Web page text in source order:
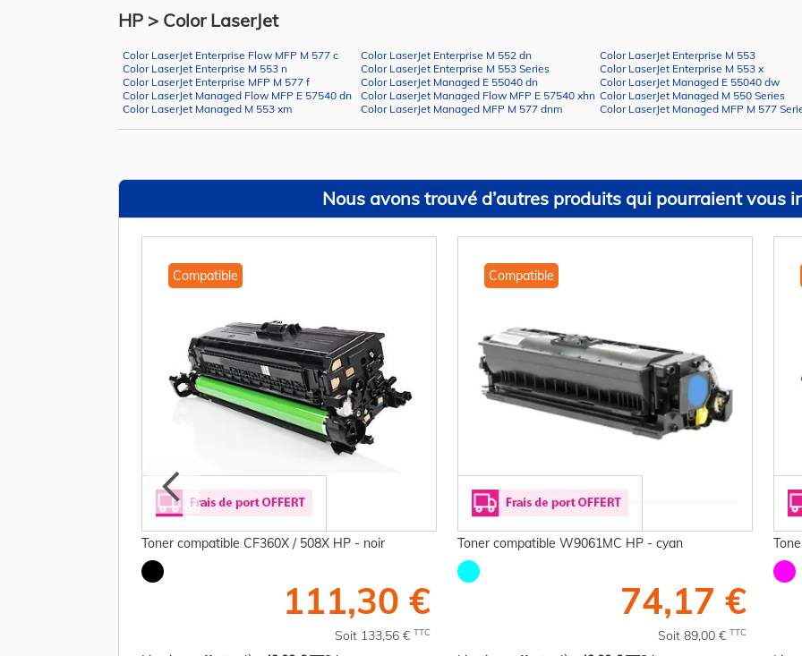
HP > Color LaserJet
Color LaserJet Enterprise Flow MFP M 577 c Color LaserJet Enterprise M 552 dn
Color LaserJet Enterprise M 553
Color LaserJet Enterprise M 553 n
Color LaserJet Enterprise M 553 Series
Color LaserJet Enterprise M 553 x
Color LaserJet Enterprise MFP M 577 f
Color LaserJet Managed E 55040 dn
Color LaserJet Managed E 55040 dw
Color LaserJet Managed Flow MFP E 57540 dn
Color LaserJet Managed Flow MFP E 57540 xhn Color LaserJet Managed M 550 Series
Color LaserJet Managed M 553 xm
Color LaserJet Managed MFP M 577 dnm Color LaserJet Managed MFP M 577
Nous avons trouvé d’autres produits qui pourraient vous
Compatible
Toner compatible CF360X / 508X HP - noir
111,30 €
Soit 133,56 € TTC
Compatible
Toner compatible W9061MC HP - cyan
74,17 €
Soit 89,00 € TTC